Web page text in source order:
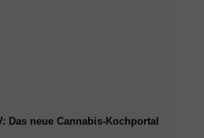
Das neue Cannabis-Kochportal